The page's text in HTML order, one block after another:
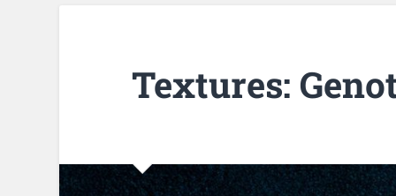
Textures: